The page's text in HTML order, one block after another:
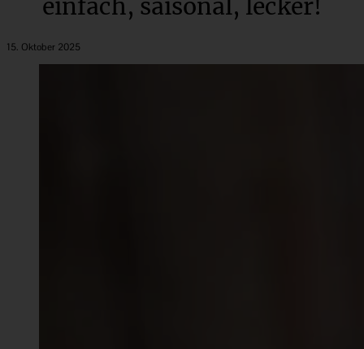
einfach, saisonal, lecker!
15. Oktober 2025